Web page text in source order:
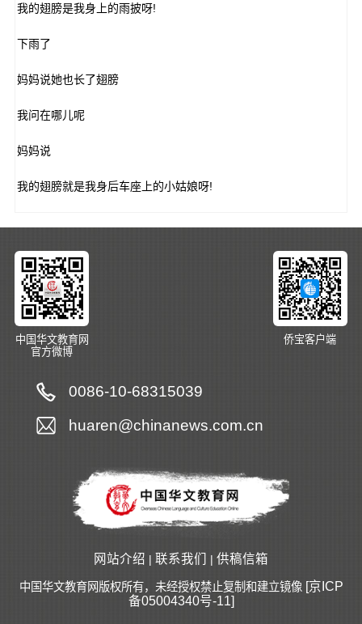
我的翅膀是我身上的雨披呀!
下雨了
妈妈说她也长了翅膀
我问在哪儿呢
妈妈说
我的翅膀就是我身后车座上的小姑娘呀!
中国华文教育网
官方微博
侨宝客户端
0086-10-68315039
huaren@chinanews.com.cn
网站介绍 | 联系我们 | 供稿信箱
中国华文教育网版权所有，未经授权禁止复制和建立镜像 [京ICP
备05004340号-11]